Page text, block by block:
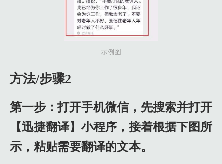
示例图
方法/步骤2
第一步：打开手机微信，先搜索并打开
【迅捷翻译】小程序，接着根据下图所
示，粘贴需要翻译的文本。